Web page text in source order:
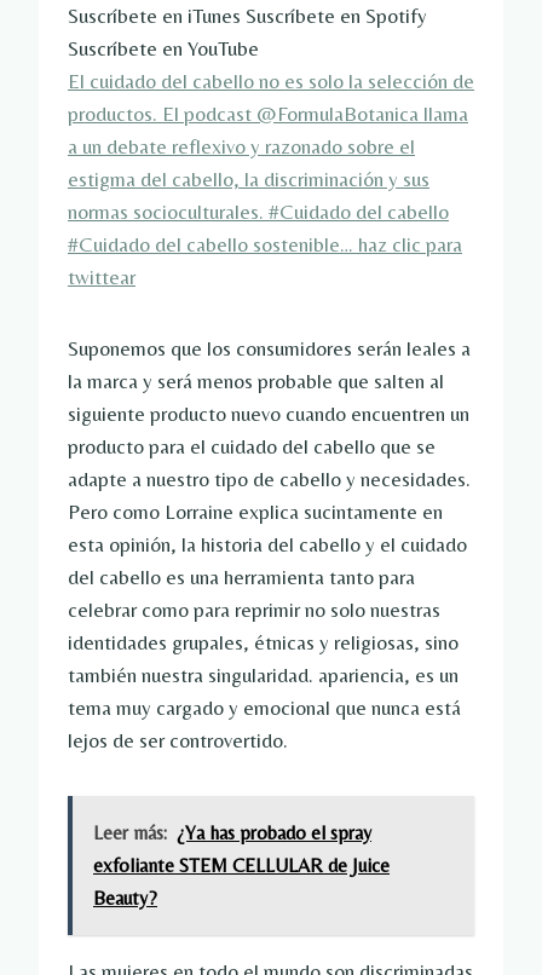
Suscríbete en iTunes Suscríbete en Spotify
Suscríbete en YouTube
El cuidado del cabello no es solo la selección de
productos. El podcast @FormulaBotanica llama
a un debate reflexivo y razonado sobre el
estigma del cabello, la discriminación y sus
normas socioculturales. #Cuidado del cabello
#Cuidado del cabello sostenible… haz clic para
twittear
Suponemos que los consumidores serán leales a
la marca y será menos probable que salten al
siguiente producto nuevo cuando encuentren un
producto para el cuidado del cabello que se
adapte a nuestro tipo de cabello y necesidades.
Pero como Lorraine explica sucintamente en
esta opinión, la historia del cabello y el cuidado
del cabello es una herramienta tanto para
celebrar como para reprimir no solo nuestras
identidades grupales, étnicas y religiosas, sino
también nuestra singularidad. apariencia, es un
tema muy cargado y emocional que nunca está
lejos de ser controvertido.
Leer más: ¿Ya has probado el spray
exfoliante STEM CELLULAR de Juice
Beauty?